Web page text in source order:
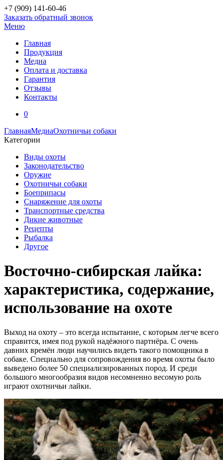
+7 (909) 141-60-46
Заказать обратный звонок
Меню
Главная
Продукция
Медиа
Оплата и доставка
Гарантия
Отзывы
Контакты
0
ГлавнаяМедиаОхотничьи собаки
Категории
Виды охоты
Законодательство
Оружие
Охотничьи собаки
Боеприпасы
Снаряжение для охоты
Транспортные средства
Дикие животные
Рецепты
Рыбалка
Другое
Восточно-сибирская лайка:
характеристика, содержание,
использование на охоте
Выход на охоту – это всегда испытание, с которым легче всего
справится, имея под рукой надёжного партнёра. С очень
давних времён люди научились видеть такого помощника в
собаке. Специально для сопровождения во время охоты было
выведено более 50 специализированных пород. И среди
большого многообразия видов несомненно весомую роль
играют охотничьи лайки.